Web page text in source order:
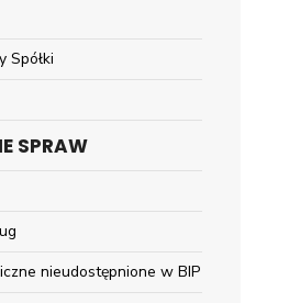
Spółki
SPRAW
nieudostępnione w BIP